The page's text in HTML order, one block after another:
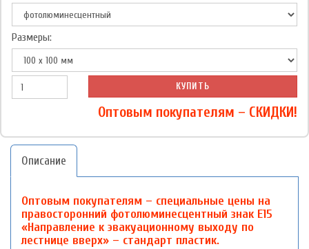
Размеры:
КУПИТЬ
Оптовым покупателям – СКИДКИ!
Описание
Оптовым покупателям – специальные цены на
правосторонний фотолюминесцентный знак Е15
«Направление к эвакуационному выходу по
лестнице вверх» – стандарт пластик.